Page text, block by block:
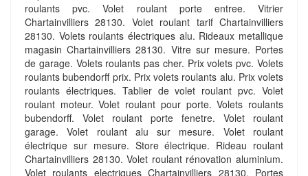
roulants pvc. Volet roulant porte entree. Vitrier
Chartainvilliers 28130. Volet roulant tarif Chartainvilliers
28130. Volets roulants électriques alu. Rideaux metallique
magasin Chartainvilliers 28130. Vitre sur mesure. Portes
de garage. Volets roulants pas cher. Prix volets pvc. Volets
roulants bubendorff prix. Prix volets roulants alu. Prix volets
roulants électriques. Tablier de volet roulant pvc. Volet
roulant moteur. Volet roulant pour porte. Volets roulants
bubendorff. Volet roulant porte fenetre. Volet roulant
garage. Volet roulant alu sur mesure. Volet roulant
électrique sur mesure. Store électrique. Rideau roulant
Chartainvilliers 28130. Volet roulant rénovation aluminium.
Volet roulants electriques Chartainvilliers 28130. Portes